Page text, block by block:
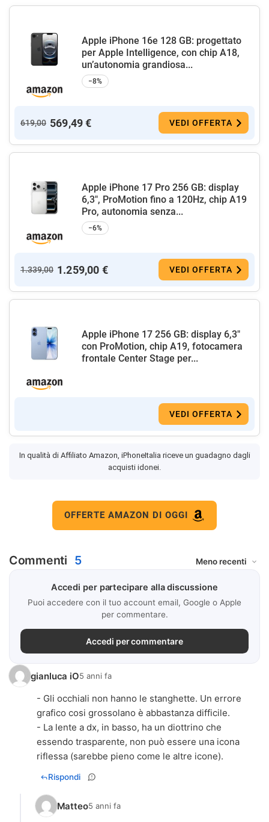
Apple iPhone 16e 128 GB: progettato
per Apple Intelligence, con chip A18,
un’autonomia grandiosa...
−8%
619,00 569,49 € VEDI OFFERTA
Apple iPhone 17 Pro 256 GB: display
6,3", ProMotion fino a 120Hz, chip A19
Pro, autonomia senza...
−6%
1.339,00 1.259,00 € VEDI OFFERTA
Apple iPhone 17 256 GB: display 6,3"
con ProMotion, chip A19, fotocamera
frontale Center Stage per...
VEDI OFFERTA
In qualità di Affiliato Amazon, iPhoneItalia riceve un guadagno dagli
acquisti idonei.
OFFERTE AMAZON DI OGGI
Commenti 5
Accedi per partecipare alla discussione
Puoi accedere con il tuo account email, Google o Apple
per commentare.
Accedi per commentare
gianluca iO5 anni fa
- Gli occhiali non hanno le stanghette. Un errore
grafico cosi grossolano è abbastanza difficile.
- La lente a dx, in basso, ha un diottrino che
essendo trasparente, non può essere una icona
riflessa (sarebbe pieno come le altre icone).
Rispondi
Matteo5 anni fa